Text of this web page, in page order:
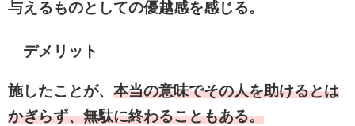
与えるものとしての優越感を感じる。
デメリット
施したことが、 本当の意味でその人を助けるとは
かぎらず、無駄に終わることもある。